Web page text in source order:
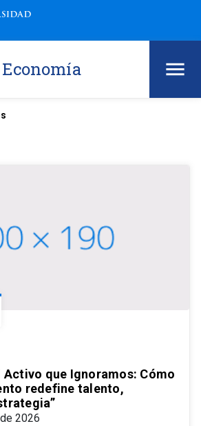
Activo que Ignoramos: Cómo
redefine talento,
2026